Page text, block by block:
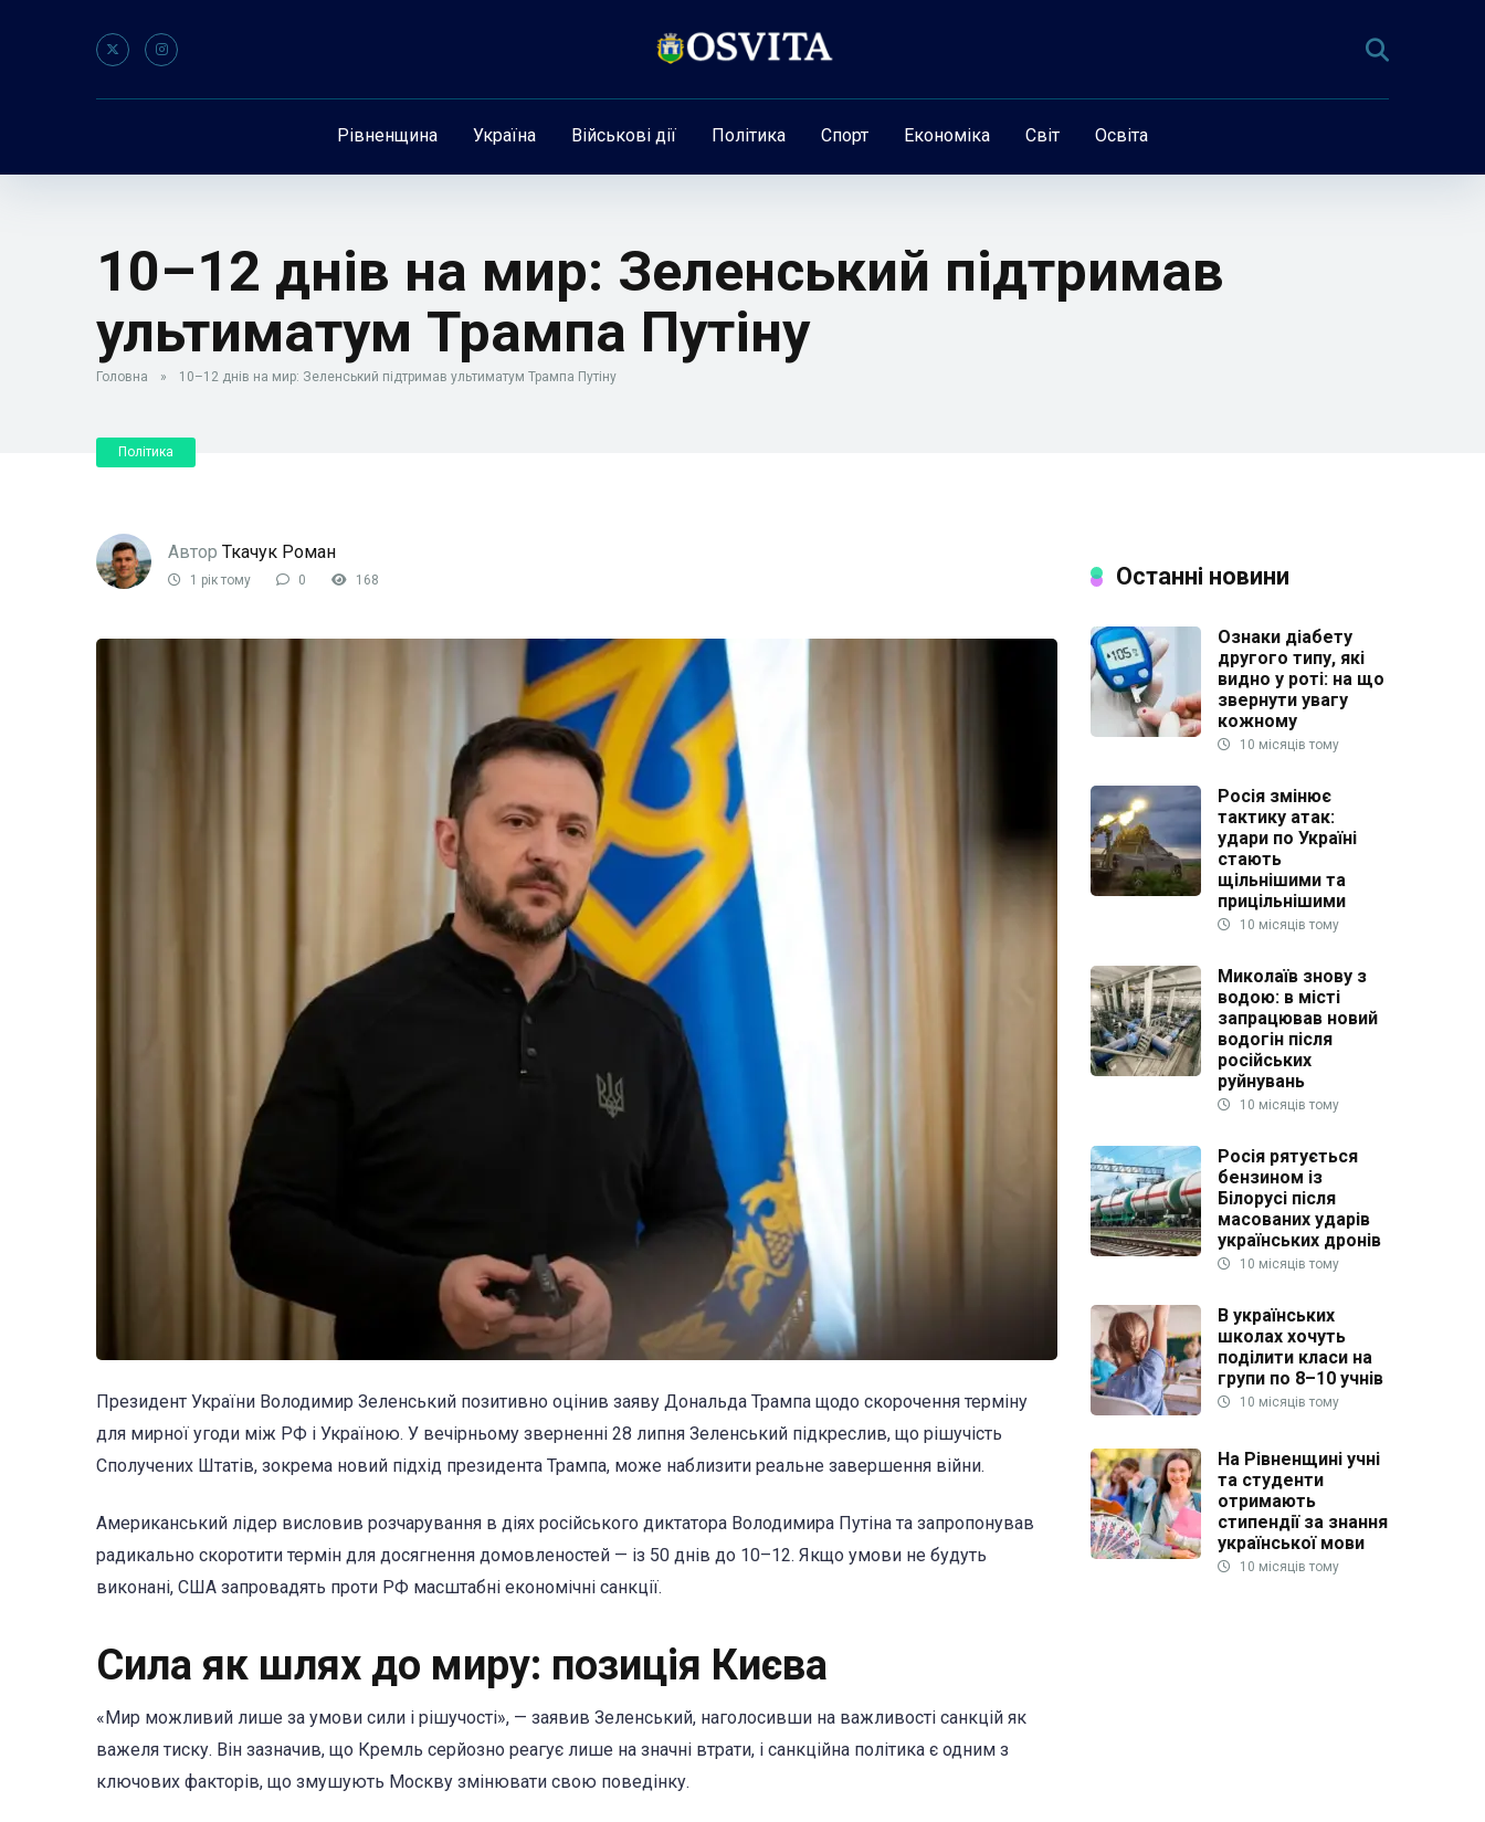
Рівненщина Україна Військові дії Політика Спорт Економіка Світ Освіта
10–12 днів на мир: Зеленський підтримав
ультиматум Трампа Путіну
Головна » 10–12 днів на мир: Зеленський підтримав ультиматум Трампа Путіну
Політика
Автор Ткачук Роман
1 рік тому 0 168
Президент України Володимир Зеленський позитивно оцінив заяву Дональда Трампа щодо скорочення терміну
для мирної угоди між РФ і Україною. У вечірньому зверненні 28 липня Зеленський підкреслив, що рішучість
Сполучених Штатів, зокрема новий підхід президента Трампа, може наблизити реальне завершення війни.
Американський лідер висловив розчарування в діях російського диктатора Володимира Путіна та запропонував
радикально скоротити термін для досягнення домовленостей — із 50 днів до 10–12. Якщо умови не будуть
виконані, США запровадять проти РФ масштабні економічні санкції.
Сила як шлях до миру: позиція Києва
«Мир можливий лише за умови сили і рішучості», — заявив Зеленський, наголосивши на важливості санкцій як
важеля тиску. Він зазначив, що Кремль серйозно реагує лише на значні втрати, і санкційна політика є одним з
ключових факторів, що змушують Москву змінювати свою поведінку.
Останні новини
Ознаки діабету
другого типу, які
видно у роті: на що
звернути увагу
кожному
10 місяців тому
Росія змінює
тактику атак:
удари по Україні
стають
щільнішими та
прицільнішими
10 місяців тому
Миколаїв знову з
водою: в місті
запрацював новий
водогін після
російських
руйнувань
10 місяців тому
Росія рятується
бензином із
Білорусі після
масованих ударів
українських дронів
10 місяців тому
В українських
школах хочуть
поділити класи на
групи по 8–10 учнів
10 місяців тому
На Рівненщині учні
та студенти
отримають
стипендії за знання
української мови
10 місяців тому